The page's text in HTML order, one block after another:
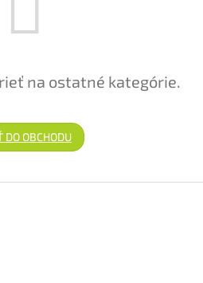
na ostatné kategórie.
DO OBCHODU